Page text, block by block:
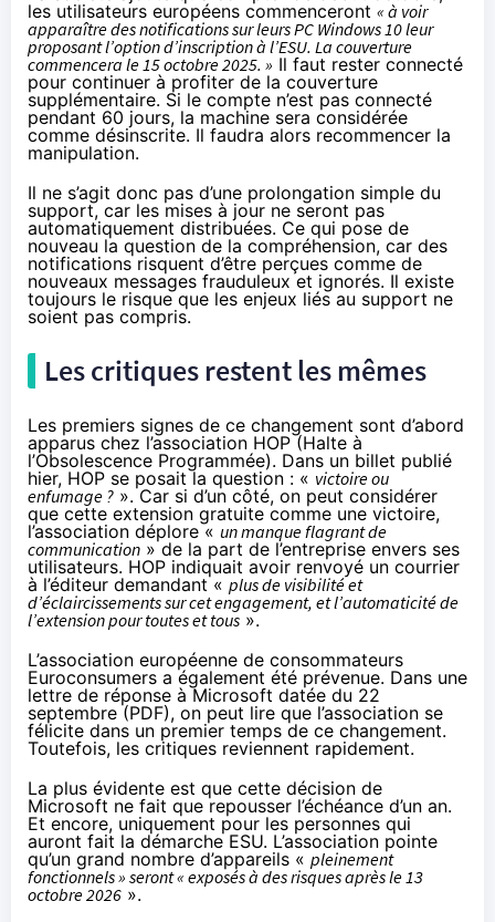
les utilisateurs européens commenceront « à voir
apparaître des notifications sur leurs PC Windows 10 leur
proposant l’option d’inscription à l’ESU. La couverture
commencera le 15 octobre 2025. » Il faut rester connecté
pour continuer à profiter de la couverture
supplémentaire. Si le compte n’est pas connecté
pendant 60 jours, la machine sera considérée
comme désinscrite. Il faudra alors recommencer la
manipulation.
Il ne s’agit donc pas d’une prolongation simple du
support, car les mises à jour ne seront pas
automatiquement distribuées. Ce qui pose de
nouveau la question de la compréhension, car des
notifications risquent d’être perçues comme de
nouveaux messages frauduleux et ignorés. Il existe
toujours le risque que les enjeux liés au support ne
soient pas compris.
Les critiques restent les mêmes
Les premiers signes de ce changement sont d’abord
apparus chez l’association HOP (Halte à
l’Obsolescence Programmée). Dans un billet publié
hier, HOP se posait la question : « victoire ou
enfumage ? ». Car si d’un côté, on peut considérer
que cette extension gratuite comme une victoire,
l’association déplore « un manque flagrant de
communication » de la part de l’entreprise envers ses
utilisateurs. HOP indiquait avoir renvoyé un courrier
à l’éditeur demandant « plus de visibilité et
d’éclaircissements sur cet engagement, et l’automaticité de
l’extension pour toutes et tous ».
L’association européenne de consommateurs
Euroconsumers a également été prévenue. Dans une
lettre de réponse à Microsoft datée du 22
septembre (PDF), on peut lire que l’association se
félicite dans un premier temps de ce changement.
Toutefois, les critiques reviennent rapidement.
La plus évidente est que cette décision de
Microsoft ne fait que repousser l’échéance d’un an.
Et encore, uniquement pour les personnes qui
auront fait la démarche ESU. L’association pointe
qu’un grand nombre d’appareils « pleinement
fonctionnels » seront « exposés à des risques après le 13
octobre 2026 ».